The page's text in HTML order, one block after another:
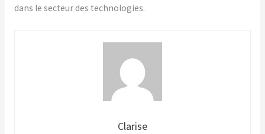
dans le secteur des technologies.
Clarise